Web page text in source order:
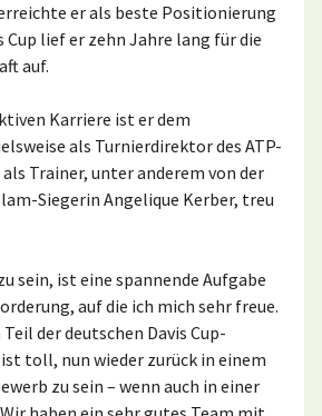
er als beste Positionierung
Cup lief er zehn Jahre lang für die
auf.
Karriere ist er dem
als Turnierdirektor des ATP-
Trainer, unter anderem von der
Siegerin Angelique Kerber, treu
sein, ist eine spannende Aufgabe
auf die ich mich sehr freue.
der deutschen Davis Cup-
toll, nun wieder zurück in einem
zu sein – wenn auch in einer